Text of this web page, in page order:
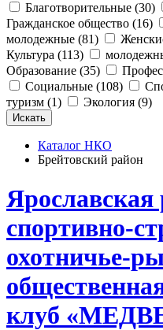
Благотворительные (30)
Гражданское общество (16)
молодежные (81)
Культура (113)
Образование (35)
Социальные (108)
туризм (1)
Экология (9)
Каталог НКО
Брейтовский район
Ярославская
спортивно-
охотничье-
клуб